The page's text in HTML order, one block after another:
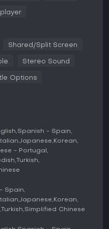
bestimmen das
- ideal für Online-
kompakte Abwehrketten
Beide Einstellungen lassen
Genauigkeit bringen
Insgesamt entsteht eine
mit strategischer
Online-Modus. Spieler
in Turnieren, Live Events,
das Angebot durch
entscheidet, da ein Spieler
kann, sowie durch
für untere
Shared/Split Screen
Stereo Sound
Options
Spanish - Spain
Italian Japanese Korean
- Portugal
Turkish
Spain
Italian Japanese Korean
Turkish Simplified Chinese